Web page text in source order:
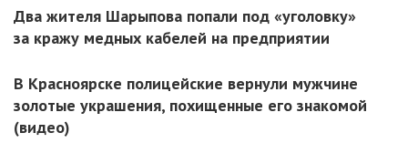
Два жителя Шарыпова попали под «уголовку»
за кражу медных кабелей на предприятии
В Красноярске полицейские вернули мужчине
золотые украшения, похищенные его знакомой
(видео)